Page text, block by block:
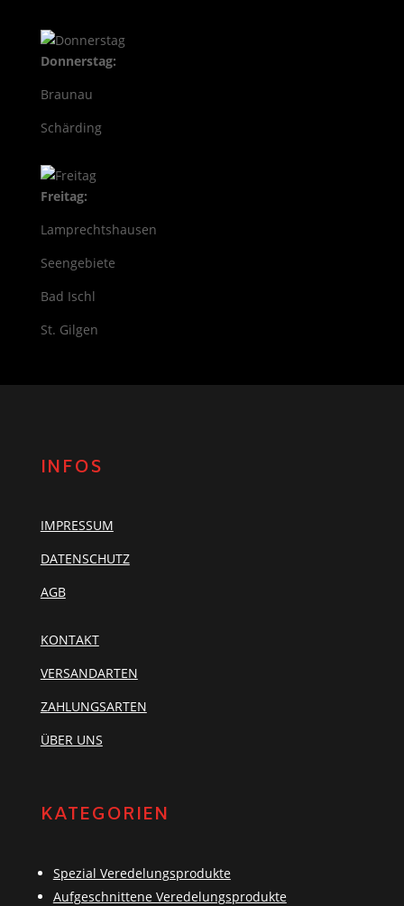
Donnerstag:
Braunau
Schärding
Freitag:
Lamprechtshausen
Seengebiete
Bad Ischl
St. Gilgen
INFOS
IMPRESSUM
DATENSCHUTZ
AGB
KONTAKT
VERSANDARTEN
ZAHLUNGSARTEN
ÜBER UNS
KATEGORIEN
Spezial Veredelungsprodukte
Aufgeschnittene Veredelungsprodukte